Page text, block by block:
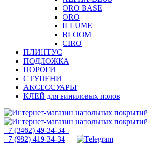
ORO BASE
ORO
ILLUME
BLOOM
CIRO
ПЛИНТУС
ПОДЛОЖКА
ПОРОГИ
СТУПЕНИ
АКСЕССУАРЫ
КЛЕЙ для виниловых полов
+7 (3462) 49-34-34
+7 (982) 419-34-34